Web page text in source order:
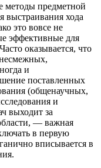
методы предметной
выстраивания хода
это вовсе не
эффективные для
оказывается, что
и
поставленных
(общенаучных,
и
выходит за
— важная
в первую
вписывается в